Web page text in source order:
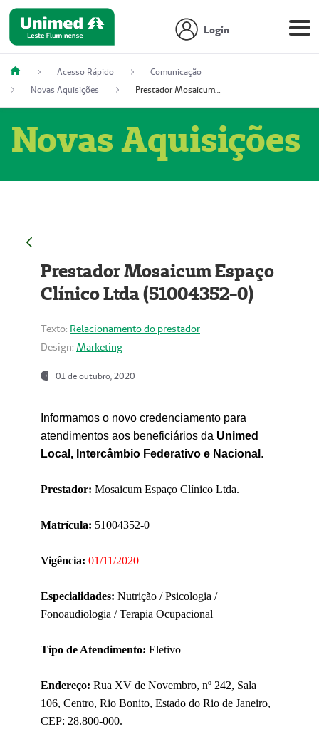
Login
Acesso Rápido
Comunicação
Novas Aquisições
Prestador Mosaicum Espaço Clínico Ltda (51004352-0)
Novas Aquisições
Prestador Mosaicum Espaço
Clínico Ltda (51004352-0)
Texto: Relacionamento do prestador
Design: Marketing
01 de outubro, 2020
Informamos o novo credenciamento para
atendimentos aos beneficiários da Unimed
Local, Intercâmbio Federativo e Nacional .
Prestador: Mosaicum Espaço Clínico Ltda.
Matrícula: 51004352-0
Vigência: 01/11/2020
Especialidades: Nutrição / Psicologia /
Fonoaudiologia / Terapia Ocupacional
Tipo de Atendimento: Eletivo
Endereço: Rua XV de Novembro, nº 242, Sala
106, Centro, Rio Bonito, Estado do Rio de Janeiro,
CEP: 28.800-000.